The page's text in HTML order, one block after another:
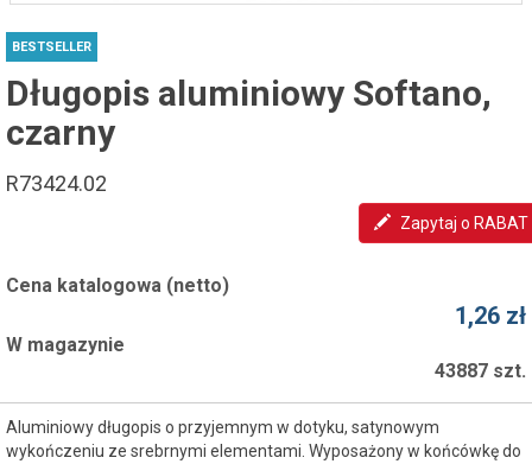
BESTSELLER
Długopis aluminiowy Softano,
czarny
R73424.02
Zapytaj o RABAT
Cena katalogowa (netto)
1,26 zł
W magazynie
43887 szt.
Aluminiowy długopis o przyjemnym w dotyku, satynowym
wykończeniu ze srebrnymi elementami. Wyposażony w końcówkę do